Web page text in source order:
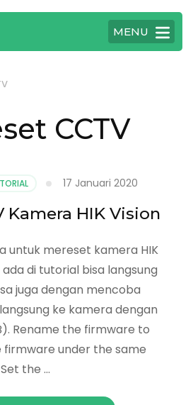
MENU
CCTV
17 Januari 2020
Kamera HIK Vision
untuk mereset kamera HIK
di tutorial bisa langsung
juga dengan mencoba
ke kamera dengan
Rename the firmware to
firmware under the same
the …